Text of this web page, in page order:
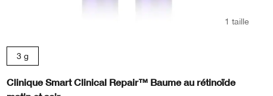
1 taille
3 g
Clinique Smart Clinical Repair™ Baume au rétinoïde